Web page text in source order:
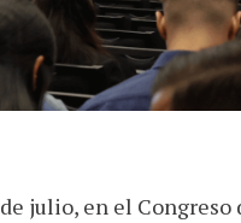
julio, en el Congreso
a
de
cuando